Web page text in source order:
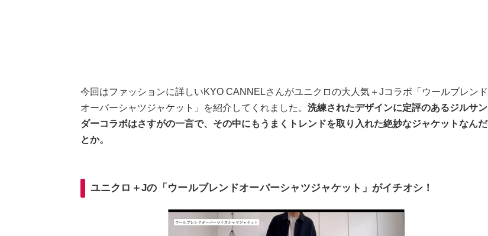
今回はファッションに詳しいKYO CANNELさんがユニクロの大人気＋Jコラボ「ウールブレンド
オーバーシャツジャケット」を紹介してくれました。 洗練されたデザインに定評のあるジルサン
ダーコラボはさすがの一言で、その中にもうまくトレンドを取り入れた絶妙なジャケットなんだ
とか。
ユニクロ＋Jの「ウールブレンドオーバーシャツジャケット」がイチオシ！